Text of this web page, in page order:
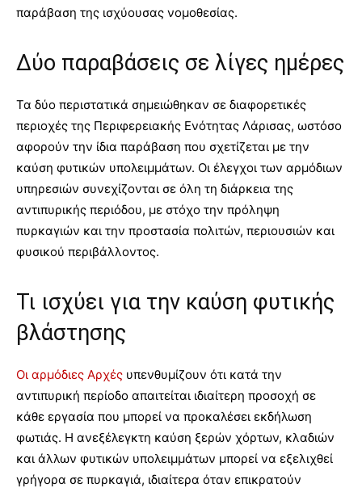
παράβαση της ισχύουσας νομοθεσίας.
Δύο παραβάσεις σε λίγες ημέρες
Τα δύο περιστατικά σημειώθηκαν σε διαφορετικές
περιοχές της Περιφερειακής Ενότητας Λάρισας, ωστόσο
αφορούν την ίδια παράβαση που σχετίζεται με την
καύση φυτικών υπολειμμάτων. Οι έλεγχοι των αρμόδιων
υπηρεσιών συνεχίζονται σε όλη τη διάρκεια της
αντιπυρικής περιόδου, με στόχο την πρόληψη
πυρκαγιών και την προστασία πολιτών, περιουσιών και
φυσικού περιβάλλοντος.
Τι ισχύει για την καύση φυτικής
βλάστησης
Οι αρμόδιες Αρχές υπενθυμίζουν ότι κατά την
αντιπυρική περίοδο απαιτείται ιδιαίτερη προσοχή σε
κάθε εργασία που μπορεί να προκαλέσει εκδήλωση
φωτιάς. Η ανεξέλεγκτη καύση ξερών χόρτων, κλαδιών
και άλλων φυτικών υπολειμμάτων μπορεί να εξελιχθεί
γρήγορα σε πυρκαγιά, ιδιαίτερα όταν επικρατούν